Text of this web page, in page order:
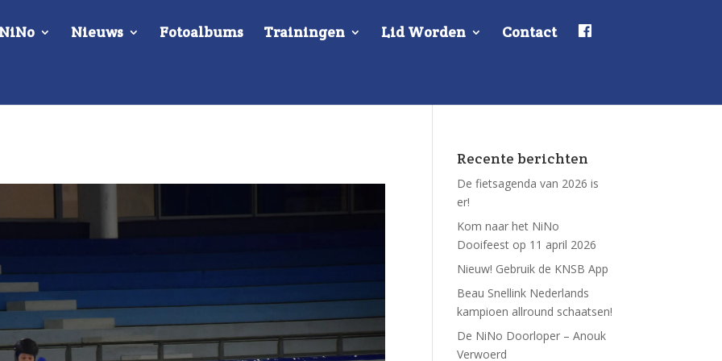
Nieuws Fotoalbums Trainingen Lid Worden Contact
k
Recente berichten
De fietsagenda van 2026 is
er!
Kom naar het NiNo
Dooifeest op 11 april 2026
Nieuw! Gebruik de KNSB App
Beau Snellink Nederlands
kampioen allround schaatsen!
De NiNo Doorloper – Anouk
Verwoerd